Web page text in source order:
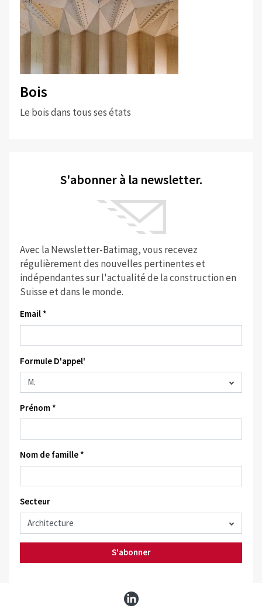
Bois
Le bois dans tous ses états
S'abonner à la newsletter.
Avec la Newsletter-Batimag, vous recevez
régulièrement des nouvelles pertinentes et
indépendantes sur l'actualité de la construction en
Suisse et dans le monde.
Email *
Formule D'appel'
Prénom *
Nom de famille *
Secteur
S'abonner